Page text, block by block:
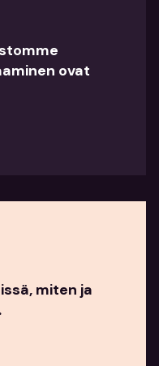
ovat
miten ja